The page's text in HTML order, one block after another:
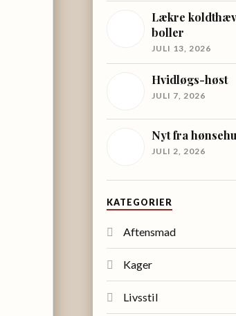
Lækre
boller
JULI 13, 2026
Hvidløgs-høst
JULI 7, 2026
Nyt fra
JULI 2, 2026
KATEGORIER
Aftensmad
Kager
Livsstil